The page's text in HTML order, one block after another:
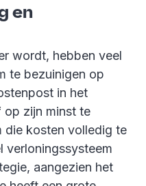
en
wordt, hebben veel
te bezuinigen op
in het
op zijn minst te
die kosten volledig te
verloningssysteem
aangezien het